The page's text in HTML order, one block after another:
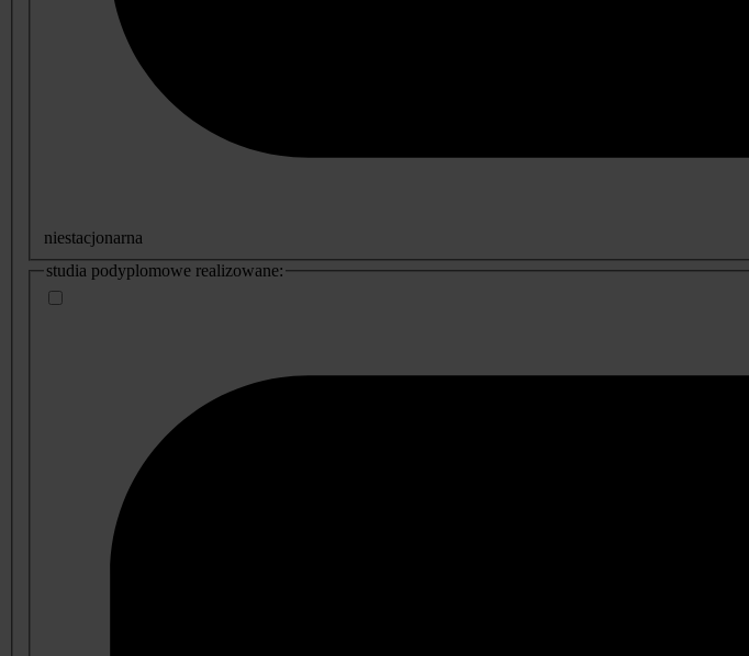
niestacjonarna
studia podyplomowe realizowane: